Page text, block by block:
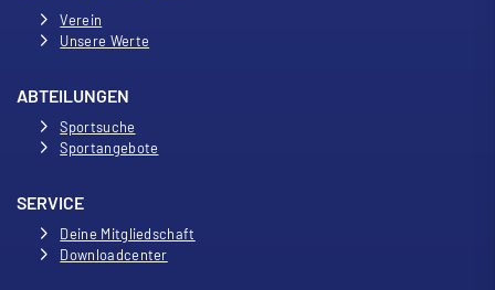
Verein
Unsere Werte
ABTEILUNGEN
Sportsuche
Sportangebote
SERVICE
Deine Mitgliedschaft
Downloadcenter